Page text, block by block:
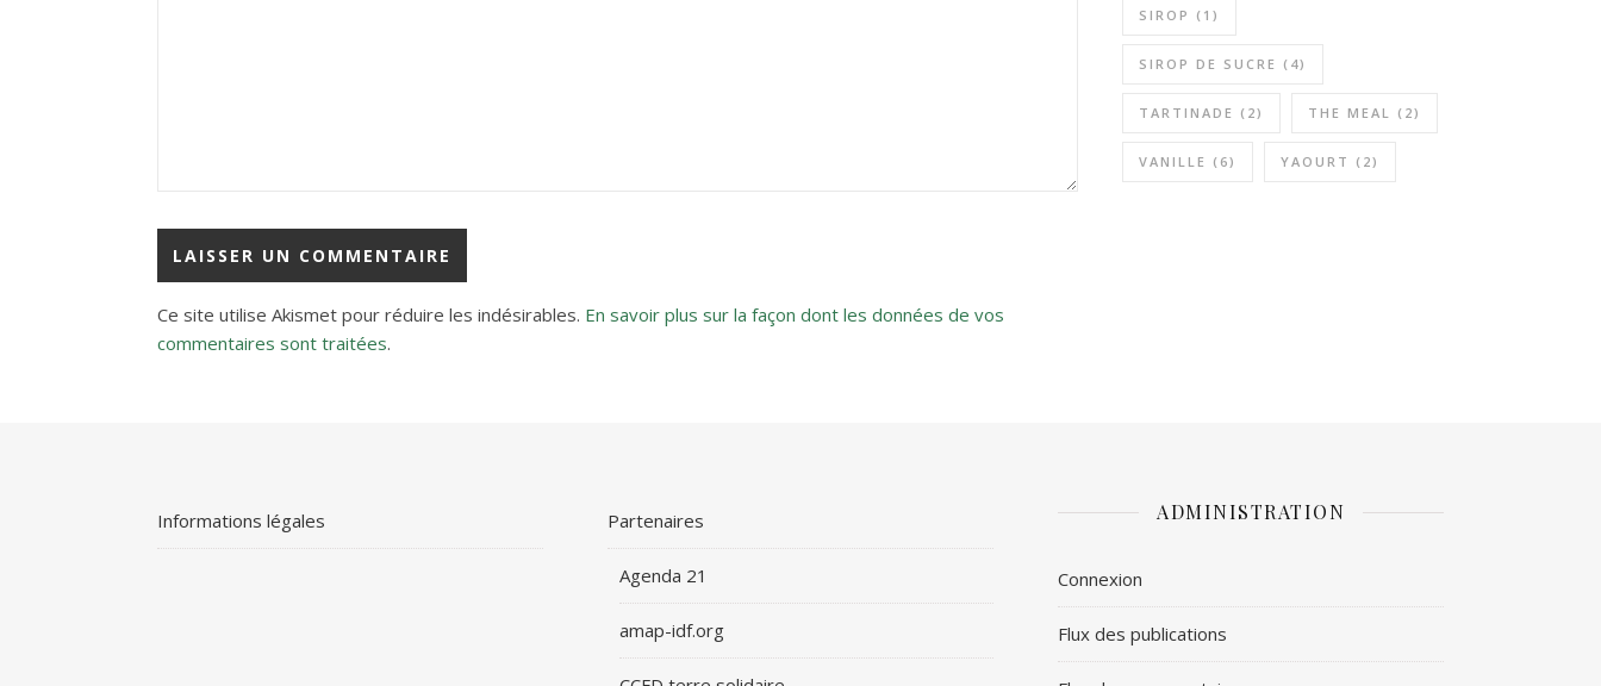
Ce site utilise Akismet pour réduire les indésirables. En savoir plus sur la façon dont les données de vos
commentaires sont traitées.
SIROP (1)
SIROP DE SUCRE (4)
TARTINADE (2) THE MEAL (2)
VANILLE (6) YAOURT (2)
Informations légales Partenaires
Agenda 21
amap-idf.org
ADMINISTRATION
Connexion
Flux des publications